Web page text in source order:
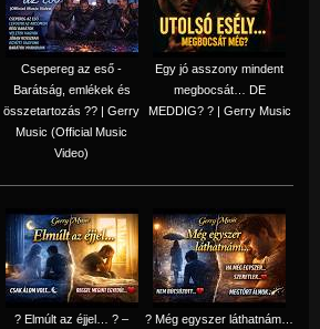
Csepereg az eső -
Barátság, emlékek és
összetartozás ?️? | Gerry
Music (Official Music
Video)
Egy jó asszony mindent
megbocsát… DE
MEDDIG? ? | Gerry Music
? Elmúlt az éjjel… ? –
? Még egyszer láthatnám…